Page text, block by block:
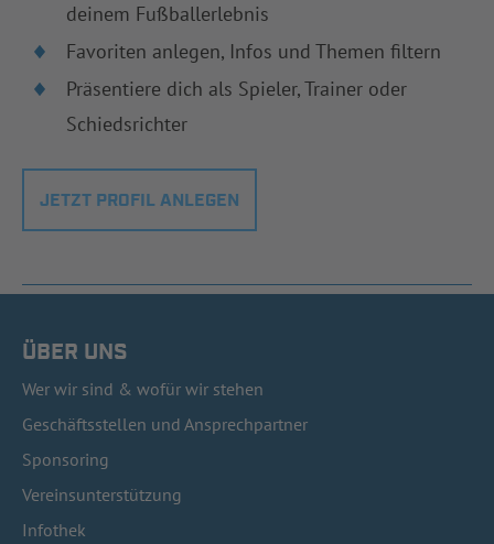
deinem Fußballerlebnis
Favoriten anlegen, Infos und Themen filtern
Präsentiere dich als Spieler, Trainer oder
Schiedsrichter
JETZT PROFIL ANLEGEN
ÜBER UNS
Wer wir sind & wofür wir stehen
Geschäftsstellen und Ansprechpartner
Sponsoring
Vereinsunterstützung
Infothek